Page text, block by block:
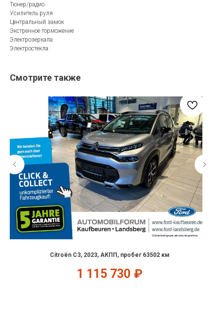
Тюнер/радио
Усилитель руля
Центральный замок
Экстренное торможение
Электрозеркала
Электростекла
Смотрите также
Citroën C3, 2023, АКПП, пробег 63502 км
1 115 730 ₽